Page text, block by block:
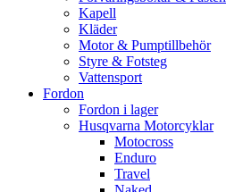
Kapell
Kläder
Motor & Pumptillbehör
Styre & Fotsteg
Vattensport
Fordon
Fordon i lager
Husqvarna Motorcyklar
Motocross
Enduro
Travel